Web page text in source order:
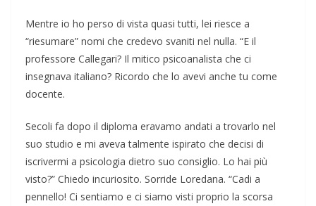
Mentre io ho perso di vista quasi tutti, lei riesce a
“riesumare” nomi che credevo svaniti nel nulla. “E il
professore Callegari? Il mitico psicoanalista che ci
insegnava italiano? Ricordo che lo avevi anche tu come
docente.
Secoli fa dopo il diploma eravamo andati a trovarlo nel
suo studio e mi aveva talmente ispirato che decisi di
iscrivermi a psicologia dietro suo consiglio. Lo hai più
visto?” Chiedo incuriosito. Sorride Loredana. “Cadi a
pennello! Ci sentiamo e ci siamo visti proprio la scorsa